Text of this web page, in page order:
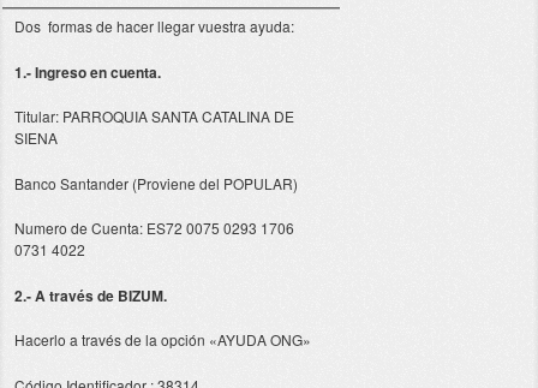
Dos formas de hacer llegar vuestra ayuda:
1.- Ingreso en cuenta.
Titular: PARROQUIA SANTA CATALINA DE
SIENA
Banco Santander (Proviene del POPULAR)
Numero de Cuenta: ES72 0075 0293 1706
0731 4022
2.- A través de BIZUM.
Hacerlo a través de la opción «AYUDA ONG»